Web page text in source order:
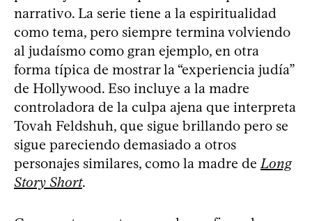
narrativo. La serie tiene a la espiritualidad
como tema, pero siempre termina volviendo
al judaísmo como gran ejemplo, en otra
forma típica de mostrar la “experiencia judía”
de Hollywood. Eso incluye a la madre
controladora de la culpa ajena que interpreta
Tovah Feldshuh, que sigue brillando pero se
sigue pareciendo demasiado a otros
personajes similares, como la madre deLong
Story Short.